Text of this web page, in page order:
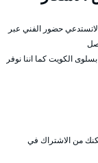
حضور الفني عبر
الكويت كما اننا نوفر
من الاشتراك في